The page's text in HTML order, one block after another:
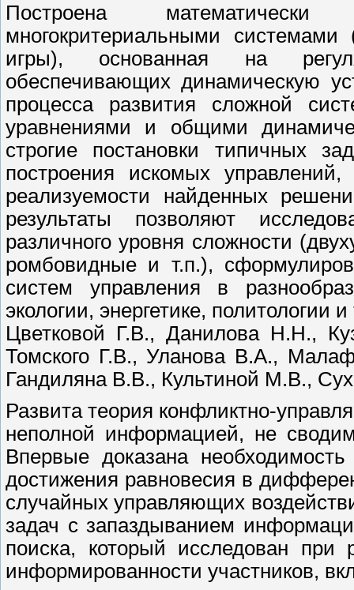
Построена
многокритериальными системами
игры), основанная на
обеспечивающих динамическую
процесса развития сложной
уравнениями и общими
строгие постановки типичных
построения искомых
реализуемости найденных
результаты позволяют
различного уровня сложности
ромбовидные и т.п.),
систем управления в
экологии, энергетике,
Цветковой Г.В., Данилова Н.Н.,
Томского Г.В., Уланова В.А.,
Гандиляна В.В., Культиной М.В.,
Развита теория конфликтно-
неполной информацией, не
Впервые доказана
достижения равновесия в
случайных управляющих
задач с запаздыванием
поиска, который исследован при
информированности участников,